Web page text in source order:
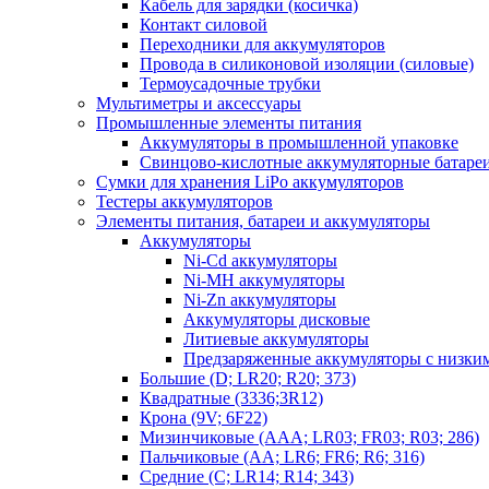
Кабель для зарядки (косичка)
Контакт силовой
Переходники для аккумуляторов
Провода в силиконовой изоляции (силовые)
Термоусадочные трубки
Мультиметры и аксессуары
Промышленные элементы питания
Аккумуляторы в промышленной упаковке
Свинцово-кислотные аккумуляторные
Сумки для хранения LiPo аккумуляторов
Тестеры аккумуляторов
Элементы питания, батареи и аккумуляторы
Аккумуляторы
Ni-Cd аккумуляторы
Ni-MH аккумуляторы
Ni-Zn аккумуляторы
Аккумуляторы дисковые
Литиевые аккумуляторы
Предзаряженные аккумуляторы с
Большие (D; LR20; R20; 373)
Квадратные (3336;3R12)
Крона (9V; 6F22)
Мизинчиковые (AAA; LR03; FR03; R03; 286)
Пальчиковые (AA; LR6; FR6; R6; 316)
Средние (C; LR14; R14; 343)